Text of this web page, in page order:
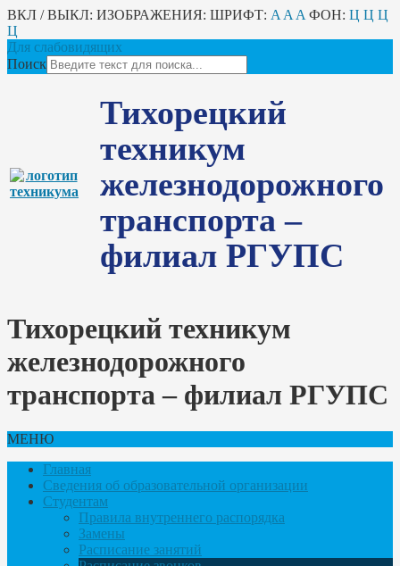
ВКЛ / ВЫКЛ: ИЗОБРАЖЕНИЯ: ШРИФТ: A A A ФОН: Ц Ц Ц
Ц
Для слабовидящих
Поиск
Тихорецкий
техникум
железнодорожного
транспорта –
филиал РГУПС
Тихорецкий техникум
железнодорожного
транспорта – филиал РГУПС
МЕНЮ
Главная
Сведения об образовательной организации
Студентам
Правила внутреннего распорядка
Замены
Расписание занятий